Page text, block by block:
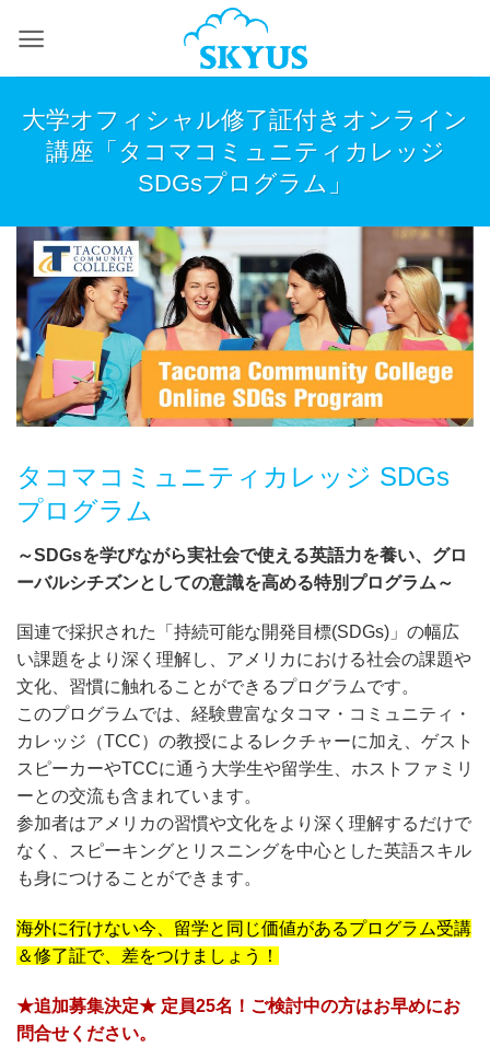
大学オフィシャル修了証付きオンライン
講座「タコマコミュニティカレッジ
SDGsプログラム」
タコマコミュニティカレッジ SDGs
プログラム
～SDGsを学びながら実社会で使える英語力を養い、グロ
ーバルシチズンとしての意識を高める特別プログラム～
国連で採択された「持続可能な開発目標(SDGs)」の幅広
い課題をより深く理解し、アメリカにおける社会の課題や
文化、習慣に触れることができるプログラムです。
このプログラムでは、経験豊富なタコマ・コミュニティ・
カレッジ（TCC）の教授によるレクチャーに加え、ゲスト
スピーカーやTCCに通う大学生や留学生、ホストファミリ
ーとの交流も含まれています。
参加者はアメリカの習慣や文化をより深く理解するだけで
なく、スピーキングとリスニングを中心とした英語スキル
も身につけることができます。
海外に行けない今、留学と同じ価値があるプログラム受講
＆修了証で、差をつけましょう！
★追加募集決定★ 定員25名！ご検討中の方はお早めにお
問合せください。